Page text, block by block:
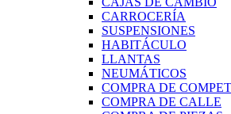
CARROCERÍA
SUSPENSIONES
HABITÁCULO
LLANTAS
NEUMÁTICOS
COMPRA DE
COMPRA DE CALLE